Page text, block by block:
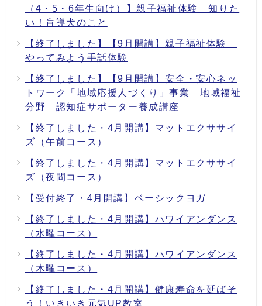
（4・5・6年生向け）】親子福祉体験 知りた
い！盲導犬のこと
【終了しました】【9月開講】親子福祉体験
やってみよう手話体験
【終了しました】【9月開講】安全・安心ネッ
トワーク「地域応援人づくり」事業 地域福祉
分野 認知症サポーター養成講座
【終了しました・4月開講】マットエクササイ
ズ（午前コース）
【終了しました・4月開講】マットエクササイ
ズ（夜間コース）
【受付終了・4月開講】ベーシックヨガ
【終了しました・4月開講】ハワイアンダンス
（水曜コース）
【終了しました・4月開講】ハワイアンダンス
（木曜コース）
【終了しました・4月開講】健康寿命を延ばそ
う！いきいき元気UP教室